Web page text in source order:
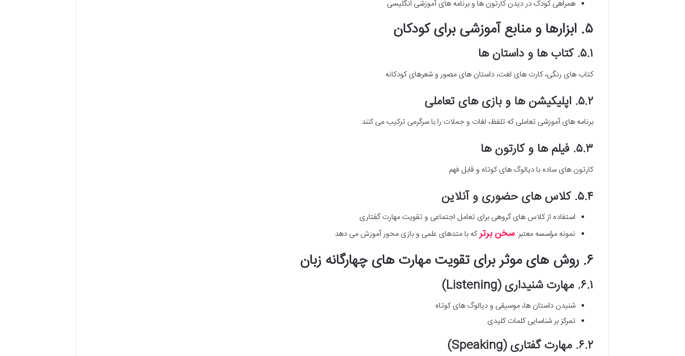
همراهی کودک در دیدن کارتون ها و برنامه های آموزشی انگلیسی
۵. ابزارها و منابع آموزشی برای کودکان
۵.۱. کتاب ها و داستان ها
کتاب های رنگی، کارت های لغت، داستان های مصور و شعرهای کودکانه
۵.۲. اپلیکیشن ها و بازی های تعاملی
برنامه های آموزشی تعاملی که تلفظ، لغات و جملات را با سرگرمی ترکیب می کنند
۵.۳. فیلم ها و کارتون ها
کارتون های ساده با دیالوگ های کوتاه و قابل فهم
۵.۴. کلاس های حضوری و آنلاین
استفاده از کلاس های گروهی برای تعامل اجتماعی و تقویت مهارت گفتاری
نمونه مؤسسه معتبر:سخن برترکه با متدهای علمی و بازی محور آموزش می دهد
۶. روش های موثر برای تقویت مهارت های چهارگانه زبان
۶.۱. مهارت شنیداری (Listening)
شنیدن داستان ها، موسیقی و دیالوگ های کوتاه
تمرکز بر شناسایی کلمات کلیدی
۶.۲. مهارت گفتاری (Speaking)